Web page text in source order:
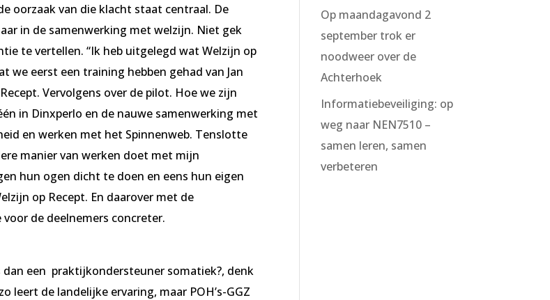
oorzaak van die klacht staat centraal. De
in de samenwerking met welzijn. Niet gek
te vertellen. “Ik heb uitgelegd wat Welzijn op
we eerst een training hebben gehad van Jan
Vervolgens over de pilot. Hoe we zijn
in Dinxperlo en de nauwe samenwerking met
en werken met het Spinnenweb. Tenslotte
manier van werken doet met mijn
hun ogen dicht te doen en eens hun eigen
op Recept. En daarover met de
de deelnemers concreter.
een praktijkondersteuner somatiek?, denk
leert de landelijke ervaring, maar POH’s-GGZ
Op maandagavond 2
september trok er
noodweer over de
Achterhoek
Informatiebeveiliging: op
weg naar NEN7510 –
samen leren, samen
verbeteren